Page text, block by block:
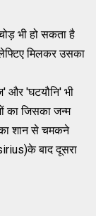
भी हो सकता है
मिलकर उसका
और 'घटयौनि' भी
का जिसका जन्म
शान से चमकने
बाद दूसरा